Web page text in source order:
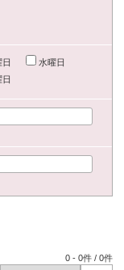
日
水曜日
日
0 -0件 /0件